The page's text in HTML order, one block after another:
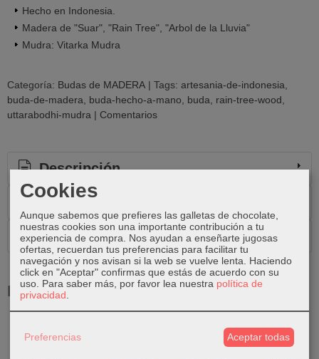
Hecho en Indonesia.
Madera de "Suar", "Rain Tree", "Arbol de la Lluvia"
Mudra: Vitarka Mudra
Categoría: Budas de MADERA | Tags: artesania-de-indonesia
buda-de-madera
buda-hecho-a-mano buda
rain-tree-wood
uttarabodhi-mudra | Comentarios
Descripción
Costes de Envío
Comentarios
Productos Relacionados
Cookies
Aunque sabemos que prefieres las galletas de chocolate,
nuestras cookies son una importante contribución a tu
experiencia de compra. Nos ayudan a enseñarte jugosas
ofertas, recuerdan tus preferencias para facilitar tu
navegación y nos avisan si la web se vuelve lenta. Haciendo
click en "Aceptar" confirmas que estás de acuerdo con su
uso. Para saber más, por favor lea nuestra política de
privacidad
Preferencias Aceptar todas